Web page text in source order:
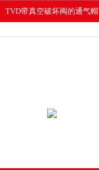
TVD带真空破坏阀的通气帽